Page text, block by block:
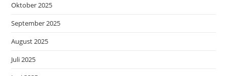
Oktober 2025
September 2025
August 2025
Juli 2025